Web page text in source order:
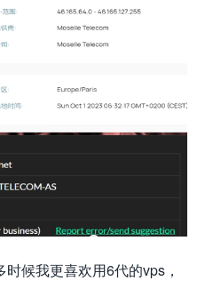
候我更喜欢用6代的vps，